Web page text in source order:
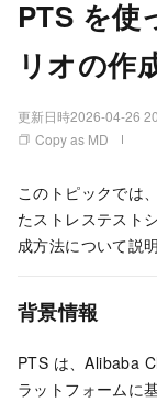
PTS を使
リオの作
更新日時2026-04-26
Copy as MD
このトピックでは
たストレステスト
成方法について説
背景情報
PTS は、Alibaba
ラットフォームに